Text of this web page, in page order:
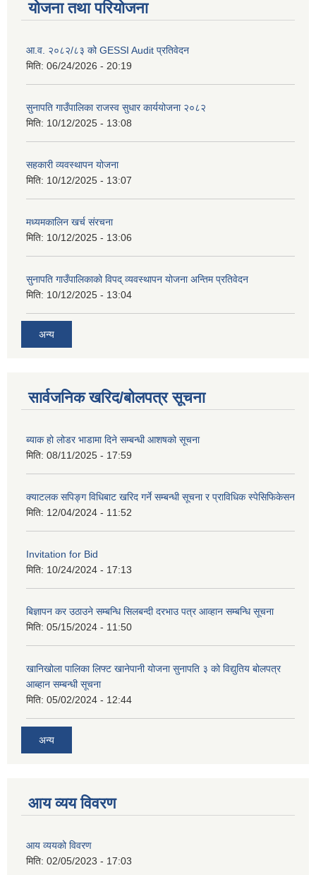
योजना तथा परियोजना
आ.व. २०८२/८३ को GESSI Audit प्रतिवेदन
मिति: 06/24/2026 - 20:19
सुनापति गाउँपालिका राजस्व सुधार कार्ययोजना २०८२
मिति: 10/12/2025 - 13:08
सहकारी व्यवस्थापन योजना
मिति: 10/12/2025 - 13:07
मध्यमकालिन खर्च संरचना
मिति: 10/12/2025 - 13:06
सुनापति गाउँपालिकाको विपद् व्यवस्थापन योजना अन्तिम प्रतिवेदन
मिति: 10/12/2025 - 13:04
अन्य
सार्वजनिक खरिद/बोलपत्र सूचना
ब्याक हो लोडर भाडामा दिने सम्बन्धी आशषको सूचना
मिति: 08/11/2025 - 17:59
क्याटलक सपिङ्ग विधिबाट खरिद गर्ने सम्बन्धी सूचना र प्राविधिक स्पेसिफिकेसन
मिति: 12/04/2024 - 11:52
Invitation for Bid
मिति: 10/24/2024 - 17:13
बिज्ञापन कर उठाउने सम्बन्धि सिलबन्दी दरभाउ पत्र आव्हान सम्बन्धि सूचना
मिति: 05/15/2024 - 11:50
खानिखोला पालिका लिफ्ट खानेपानी योजना सुनापति ३ को विद्युतिय बोलपत्र
आब्हान सम्बन्धी सूचना
मिति: 05/02/2024 - 12:44
अन्य
आय व्यय विवरण
आय व्ययको विवरण
मिति: 02/05/2023 - 17:03